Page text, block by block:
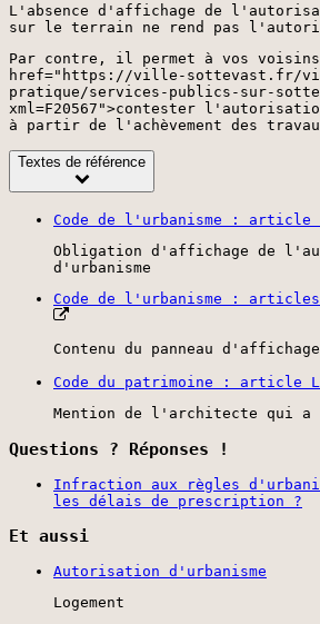
L'absence d'affichage de
sur le terrain ne rend pas
Par contre, il permet à vos voisins
href="https://ville-sottevast.fr/
pratique/services-publics-sur-
xml=F20567">contester
à partir de l'achèvement des
Textes de référence
Code de l'urbanisme : article
Obligation d'affichage de
d'urbanisme
Code de l'urbanisme : articles
Contenu du panneau d'affichage
Code du patrimoine : article
Mention de l'architecte qui
Questions ? Réponses !
Infraction aux règles
les délais de prescription ?
Et aussi
Autorisation d'urbanisme
Logement